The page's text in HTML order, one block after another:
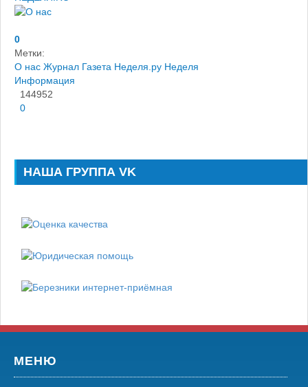
0
Метки:
О нас Журнал Газета Неделя.ру Неделя
Информация
144952
0
НАША ГРУППА VK
МЕНЮ